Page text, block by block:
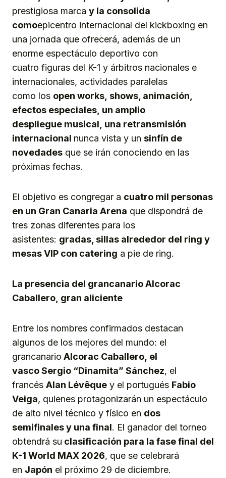
prestigiosa marca y la consolida
comoepicentro internacional del kickboxing en
una jornada que ofrecerá, además de un
enorme espectáculo deportivo con
cuatro figuras del K-1 y árbitros nacionales e
internacionales, actividades paralelas
como los open works, shows, animación,
efectos especiales, un amplio
despliegue musical, una retransmisión
internacional nunca vista y un sinfín de
novedades que se irán conociendo en las
próximas fechas.
El objetivo es congregar a cuatro mil personas
en un Gran Canaria Arena que dispondrá de
tres zonas diferentes para los
asistentes: gradas, sillas alrededor del ring y
mesas VIP con catering a pie de ring.
La presencia del grancanarioAlcorac
Caballero, gran aliciente
Entre los nombres confirmados destacan
algunos de los mejores del mundo: el
grancanario Alcorac Caballero, el
vascoSergio “Dinamita” Sánchez, el
francés Alan Lévêque y el portugués Fabio
Veiga, quienes protagonizarán un espectáculo
de alto nivel técnico y físico en dos
semifinales y una final. El ganador del torneo
obtendrá su clasificación para la fase final del
K-1 World MAX 2026, que se celebrará
en Japón el próximo 29 de diciembre.